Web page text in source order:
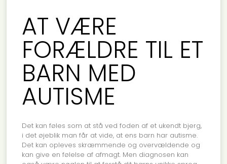
AT VÆRE
FORÆLDRE TIL ET
BARN MED
AUTISME
Det kan føles som at stå ved foden af et ukendt bjerg,
i det øjeblik man får at vide, at ens barn har autisme.
Det kan opleves skræmmende og overvældende og
kan give en følelse af afmagt. Men diagnosen kan